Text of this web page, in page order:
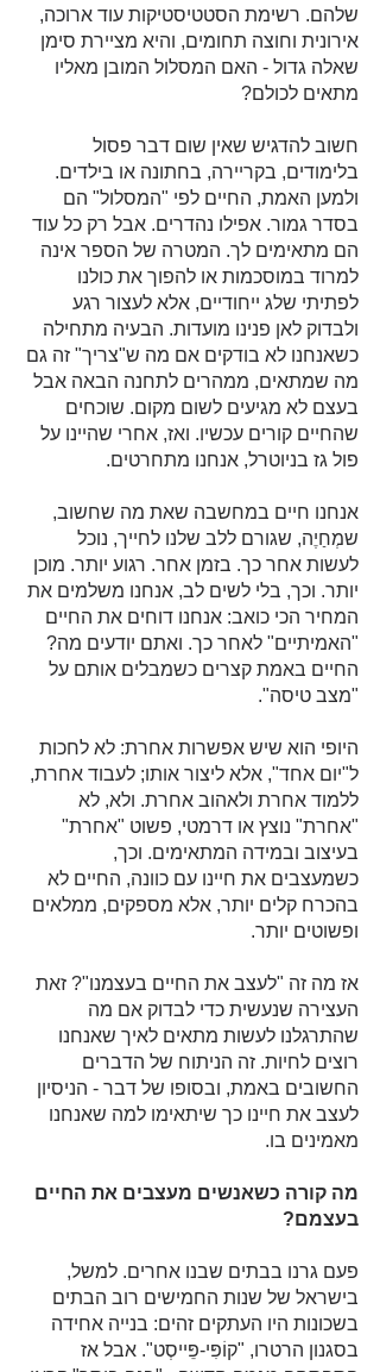
שלהם. רשימת הסטטיסטיקות עוד ארוכה,
אירונית וחוצה תחומים, והיא מציירת סימן
שאלה גדול - האם המסלול המובן מאליו
מתאים לכולם?
חשוב להדגיש שאין שום דבר פסול
בלימודים, בקריירה, בחתונה או בילדים.
ולמען האמת, החיים לפי "המסלול" הם
בסדר גמור. אפילו נהדרים. אבל רק כל עוד
הם מתאימים לך. המטרה של הספר אינה
למרוד במוסכמות או להפוך את כולנו
לפתיתי שלג ייחודיים, אלא לעצור רגע
ולבדוק לאן פנינו מועדות. הבעיה מתחילה
כשאנחנו לא בודקים אם מה ש"צריך" זה גם
מה שמתאים, ממהרים לתחנה הבאה אבל
בעצם לא מגיעים לשום מקום. שוכחים
שהחיים קורים עכשיו. ואז, אחרי שהיינו על
פול גז בניוטרל, אנחנו מתחרטים.
אנחנו חיים במחשבה שאת מה שחשוב,
שמְחַיֶה, שגורם ללב שלנו לחייך, נוכל
לעשות אחר כך. בזמן אחר. רגוע יותר. מוכן
יותר. וכך, בלי לשים לב, אנחנו משלמים את
המחיר הכי כואב: אנחנו דוחים את החיים
"האמיתיים" לאחר כך. ואתם יודעים מה?
החיים באמת קצרים כשמבלים אותם על
"מצב טיסה".
היופי הוא שיש אפשרות אחרת: לא לחכות
ל"יום אחד", אלא ליצור אותו; לעבוד אחרת,
ללמוד אחרת ולאהוב אחרת. ולא, לא
"אחרת" נוצץ או דרמטי, פשוט "אחרת"
בעיצוב ובמידה המתאימים. וכך,
כשמעצבים את חיינו עם כוונה, החיים לא
בהכרח קלים יותר, אלא מספקים, ממלאים
ופשוטים יותר.
אז מה זה "לעצב את החיים בעצמנו"? זאת
העצירה שנעשית כדי לבדוק אם מה
שהתרגלנו לעשות מתאים לאיך שאנחנו
רוצים לחיות. זה הניתוח של הדברים
החשובים באמת, ובסופו של דבר - הניסיון
לעצב את חיינו כך שיתאימו למה שאנחנו
מאמינים בו.
מה קורה כשאנשים מעצבים את החיים
בעצמם?
פעם גרנו בבתים שבנו אחרים. למשל,
בישראל של שנות החמישים רוב הבתים
בשכונות היו העתקים זהים: בנייה אחידה
בסגנון הרטרו, "קוֹפִּי-פֵּייסְט". אבל אז